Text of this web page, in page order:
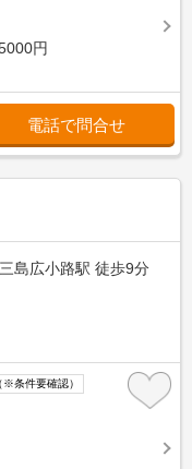
円
電話で問合せ
島広小路駅 徒歩9分
条件要確認）